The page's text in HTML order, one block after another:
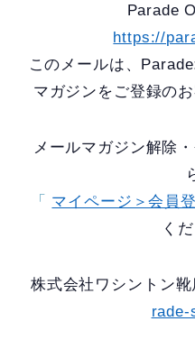
Parade
https://
このメールは、
マガジンをご登録の
メールマガジン解除
「 マイページ＞会員
く
株式会社ワシントン
rade-